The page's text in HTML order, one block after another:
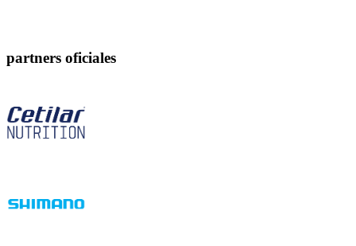
partners oficiales